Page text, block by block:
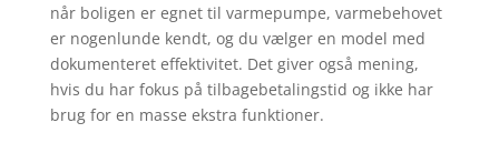
når boligen er egnet til varmepumpe, varmebehovet
er nogenlunde kendt, og du vælger en model med
dokumenteret effektivitet. Det giver også mening,
hvis du har fokus på tilbagebetalingstid og ikke har
brug for en masse ekstra funktioner.